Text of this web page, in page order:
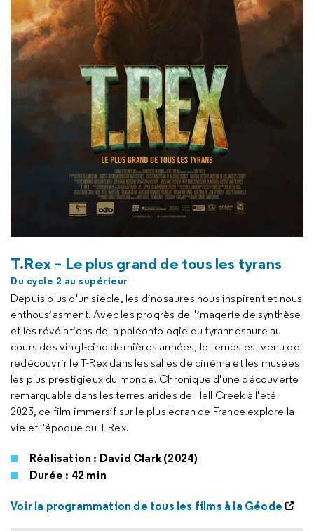
T.Rex – Le plus grand de tous les tyrans
Du cycle 2 au supérieur
Depuis plus d'un siècle, les dinosaures nous inspirent et nous
enthousiasment. Avec les progrès de l'imagerie de synthèse
et les révélations de la paléontologie du tyrannosaure au
cours des vingt-cinq dernières années, le temps est venu de
redécouvrir le T-Rex dans les salles de cinéma et les musées
les plus prestigieux du monde. Chronique d'une découverte
remarquable dans les terres arides de Hell Creek à l'été
2023, ce film immersif sur le plus écran de France explore la
vie et l'époque du T-Rex.
Réalisation : David Clark (2024)
Durée : 42 min
Voir la programmation de tous les films à la Géode